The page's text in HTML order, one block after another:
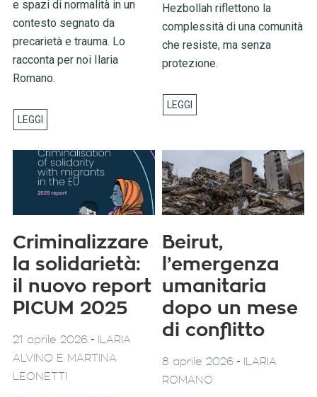
e spazi di normalità in un
contesto segnato da
precarietà e trauma. Lo
racconta per noi Ilaria
Romano.
Hezbollah riflettono la
complessità di una comunità
che resiste, ma senza
protezione.
Criminalizzare
la solidarietà:
il nuovo report
PICUM 2025
21 aprile 2026-
ILARIA
ALVINO E MARTINA
LEONETTI
Beirut,
l’emergenza
umanitaria
dopo un mese
di conflitto
8 aprile 2026 -
ILARIA
ROMANO